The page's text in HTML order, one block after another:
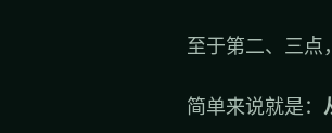
至于第二、三点
简单来说就是：